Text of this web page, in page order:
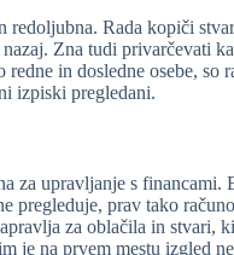
redoljubna. Rada kopiči
Zna tudi privarčevati
redne in dosledne osebe, so
izpiski pregledani.
za upravljanje s financami.
pregleduje, prav tako
za oblačila in stvari, ki
je na prvem mestu izgled